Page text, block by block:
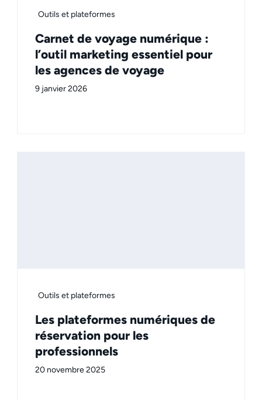
Outils et plateformes
Carnet de voyage numérique :
l’outil marketing essentiel pour
les agences de voyage
9 janvier 2026
Outils et plateformes
Les plateformes numériques de
réservation pour les
professionnels
20 novembre 2025